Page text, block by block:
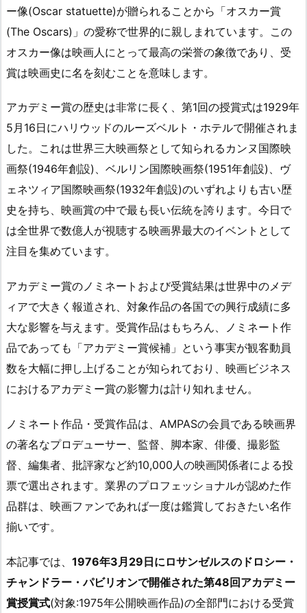
ー像(Oscar statuette)が贈られることから「オスカー賞
(The Oscars)」の愛称で世界的に親しまれています。この
オスカー像は映画人にとって最高の栄誉の象徴であり、受
賞は映画史に名を刻むことを意味します。
アカデミー賞の歴史は非常に長く、第1回の授賞式は1929年
5月16日にハリウッドのルーズベルト・ホテルで開催されま
した。これは世界三大映画祭として知られるカンヌ国際映
画祭(1946年創設)、ベルリン国際映画祭(1951年創設)、ヴ
ェネツィア国際映画祭(1932年創設)のいずれよりも古い歴
史を持ち、映画賞の中で最も長い伝統を誇ります。今日で
は全世界で数億人が視聴する映画界最大のイベントとして
注目を集めています。
アカデミー賞のノミネートおよび受賞結果は世界中のメデ
ィアで大きく報道され、対象作品の各国での興行成績に多
大な影響を与えます。受賞作品はもちろん、ノミネート作
品であっても「アカデミー賞候補」という事実が観客動員
数を大幅に押し上げることが知られており、映画ビジネス
におけるアカデミー賞の影響力は計り知れません。
ノミネート作品・受賞作品は、AMPASの会員である映画界
の著名なプロデューサー、監督、脚本家、俳優、撮影監
督、編集者、批評家など約10,000人の映画関係者による投
票で選出されます。業界のプロフェッショナルが認めた作
品群は、映画ファンであれば一度は鑑賞しておきたい名作
揃いです。
本記事では、 1976年3月29日にロサンゼルスのドロシー・
チャンドラー・パビリオンで開催された第48回アカデミー
賞授賞式(対象:1975年公開映画作品)の全部門における受賞